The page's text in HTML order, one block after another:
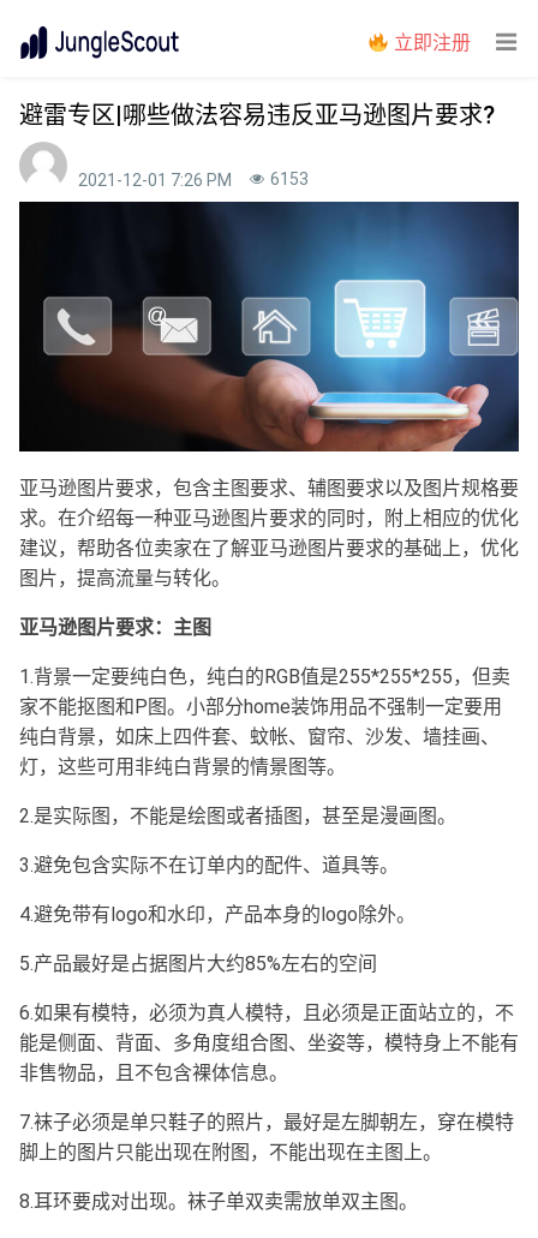
立即注册
避雷专区|哪些做法容易违反亚马逊图片要求?
2021-12-01 7:26 PM 6153
亚马逊图片要求，包含主图要求、辅图要求以及图片规格要
求。在介绍每一种亚马逊图片要求的同时，附上相应的优化
建议，帮助各位卖家在了解亚马逊图片要求的基础上，优化
图片，提高流量与转化。
亚马逊图片要求：主图
1.背景一定要纯白色，纯白的RGB值是255*255*255，但卖
家不能抠图和P图。小部分home装饰用品不强制一定要用
纯白背景，如床上四件套、蚊帐、窗帘、沙发、墙挂画、
灯，这些可用非纯白背景的情景图等。
2.是实际图，不能是绘图或者插图，甚至是漫画图。
3.避免包含实际不在订单内的配件、道具等。
4.避免带有logo和水印，产品本身的logo除外。
5.产品最好是占据图片大约85%左右的空间
6.如果有模特，必须为真人模特，且必须是正面站立的，不
能是侧面、背面、多角度组合图、坐姿等，模特身上不能有
非售物品，且不包含裸体信息。
7.袜子必须是单只鞋子的照片，最好是左脚朝左，穿在模特
脚上的图片只能出现在附图，不能出现在主图上。
8.耳环要成对出现。袜子单双卖需放单双主图。